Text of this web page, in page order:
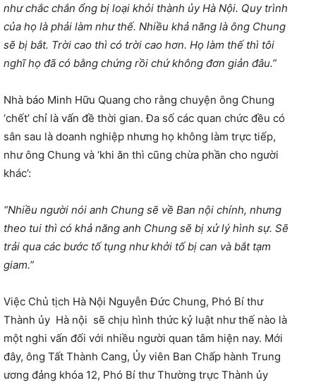
như chắc chắn ổng bị loại khỏi thành ủy Hà Nội. Quy trình
của họ là phải làm như thế. Nhiều khả năng là ông Chung
sẽ bị bắt. Trời cao thì có trời cao hơn. Họ làm thế thì tôi
nghĩ họ đã có bằng chứng rồi chứ không đơn giản đâu.”
Nhà báo Minh Hữu Quang cho rằng chuyện ông Chung
‘chết’ chỉ là vấn đề thời gian. Đa số các quan chức đều có
sân sau là doanh nghiệp nhưng họ không làm trực tiếp,
như ông Chung và ‘khi ăn thì cũng chừa phần cho người
khác’:
“Nhiều người nói anh Chung sẽ về Ban nội chính, nhưng
theo tui thì có khả năng anh Chung sẽ bị xử lý hình sự. Sẽ
trải qua các bước tố tụng như khởi tố bị can và bắt tạm
giam.”
Việc Chủ tịch Hà Nội Nguyễn Đức Chung, Phó Bí thư
Thành ủy Hà nội sẽ chịu hình thức kỷ luật như thế nào là
một nghi vấn đối với nhiều người quan tâm hiện nay. Mới
đây, ông Tất Thành Cang, Ủy viên Ban Chấp hành Trung
ương đảng khóa 12, Phó Bí thư Thường trực Thành ủy